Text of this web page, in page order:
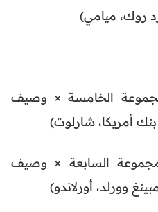
روك، ميامي)
من المجموعة الخامسة × وصيف
أمريكا، شارلوت)
من المجموعة السابعة × وصيف
وورلد، أورلاندو)